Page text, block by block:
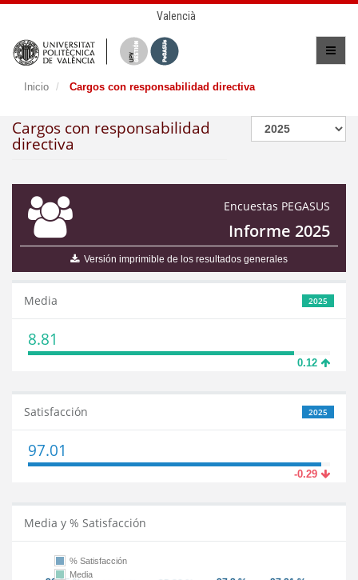
Valencià
Inicio Cargos con responsabilidad directiva
Cargos con responsabilidad
directiva
Encuestas PEGASUS
Informe 2025
Versión imprimible de los resultados generales
2025
Media
8.81
0.12
2025
Satisfacción
97.01
-0.29
Media y % Satisfacción
% Satisfacción
Media